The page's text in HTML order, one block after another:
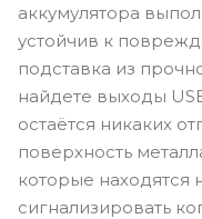
аккумулятора
устойчив к
подставка из
найдете выходы
остаётся никаких
поверхность
которые находятся
сигнализировать